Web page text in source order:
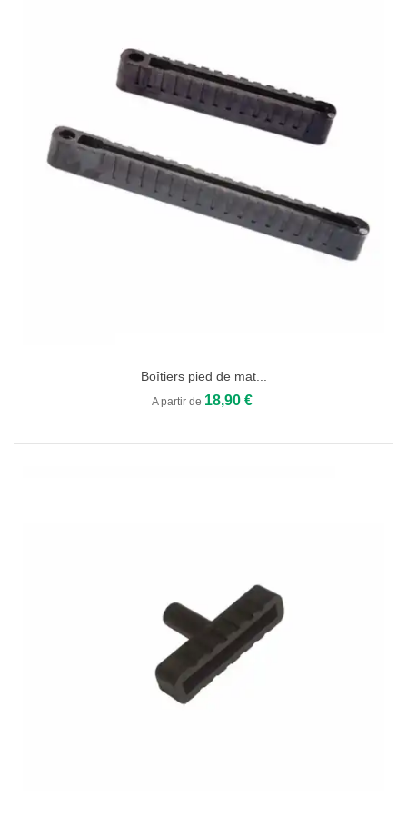
Boîtiers pied de mat...
A partir de 18,90 €